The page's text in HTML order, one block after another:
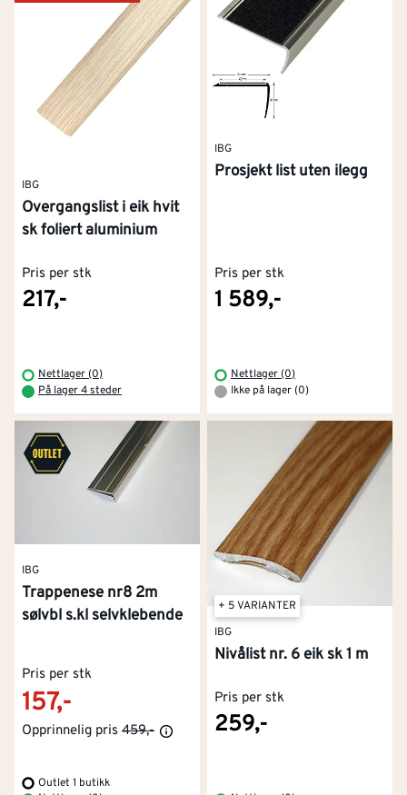
IBG
Overgangslist i eik hvit
sk foliert aluminium
Pris per stk
217,-
Nettlager (0)
På lager 4 steder
IBG
Prosjekt list uten ilegg
Pris per stk
1 589,-
Nettlager (0)
Ikke på lager (0)
IBG
Trappenese nr8 2m
sølvbl s.kl selvklebende
Pris per stk
157,-
Opprinnelig pris 459,-
Outlet 1 butikk
+ 5 VARIANTER
IBG
Nivålist nr. 6 eik sk 1 m
Pris per stk
259,-